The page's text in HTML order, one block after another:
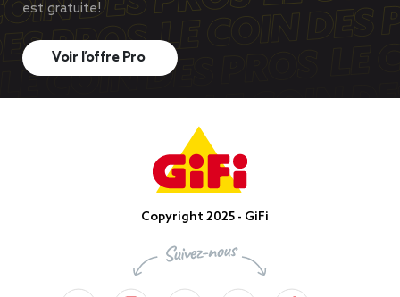
est gratuite!
Voir l’offre Pro
Copyright 2025 - GiFi